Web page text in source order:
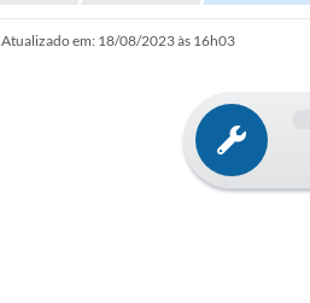
Atualizado em: 18/08/2023 às 16h03